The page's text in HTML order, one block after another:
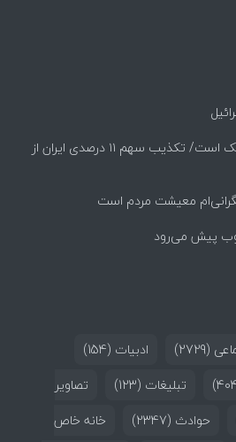
عراقچی: توافق با عمان نزدیک است/ تکذیب سهم ۱۱ درصدی ایران از
معیشت مردم است
پیش می‌رود
(2729) ادبیات (154)
تبلیغات (123)
تصاویر
حوادث (2347) خانه خاص